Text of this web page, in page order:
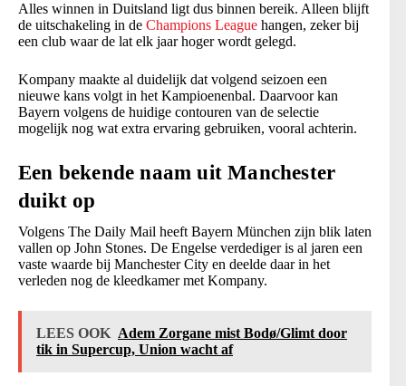
Alles winnen in Duitsland ligt dus binnen bereik. Alleen blijft
de uitschakeling in de Champions League hangen, zeker bij
een club waar de lat elk jaar hoger wordt gelegd.
Kompany maakte al duidelijk dat volgend seizoen een
nieuwe kans volgt in het Kampioenenbal. Daarvoor kan
Bayern volgens de huidige contouren van de selectie
mogelijk nog wat extra ervaring gebruiken, vooral achterin.
Een bekende naam uit Manchester
duikt op
Volgens The Daily Mail heeft Bayern München zijn blik laten
vallen op John Stones. De Engelse verdediger is al jaren een
vaste waarde bij Manchester City en deelde daar in het
verleden nog de kleedkamer met Kompany.
LEES OOK Adem Zorgane mist Bodø/Glimt door
tik in Supercup, Union wacht af